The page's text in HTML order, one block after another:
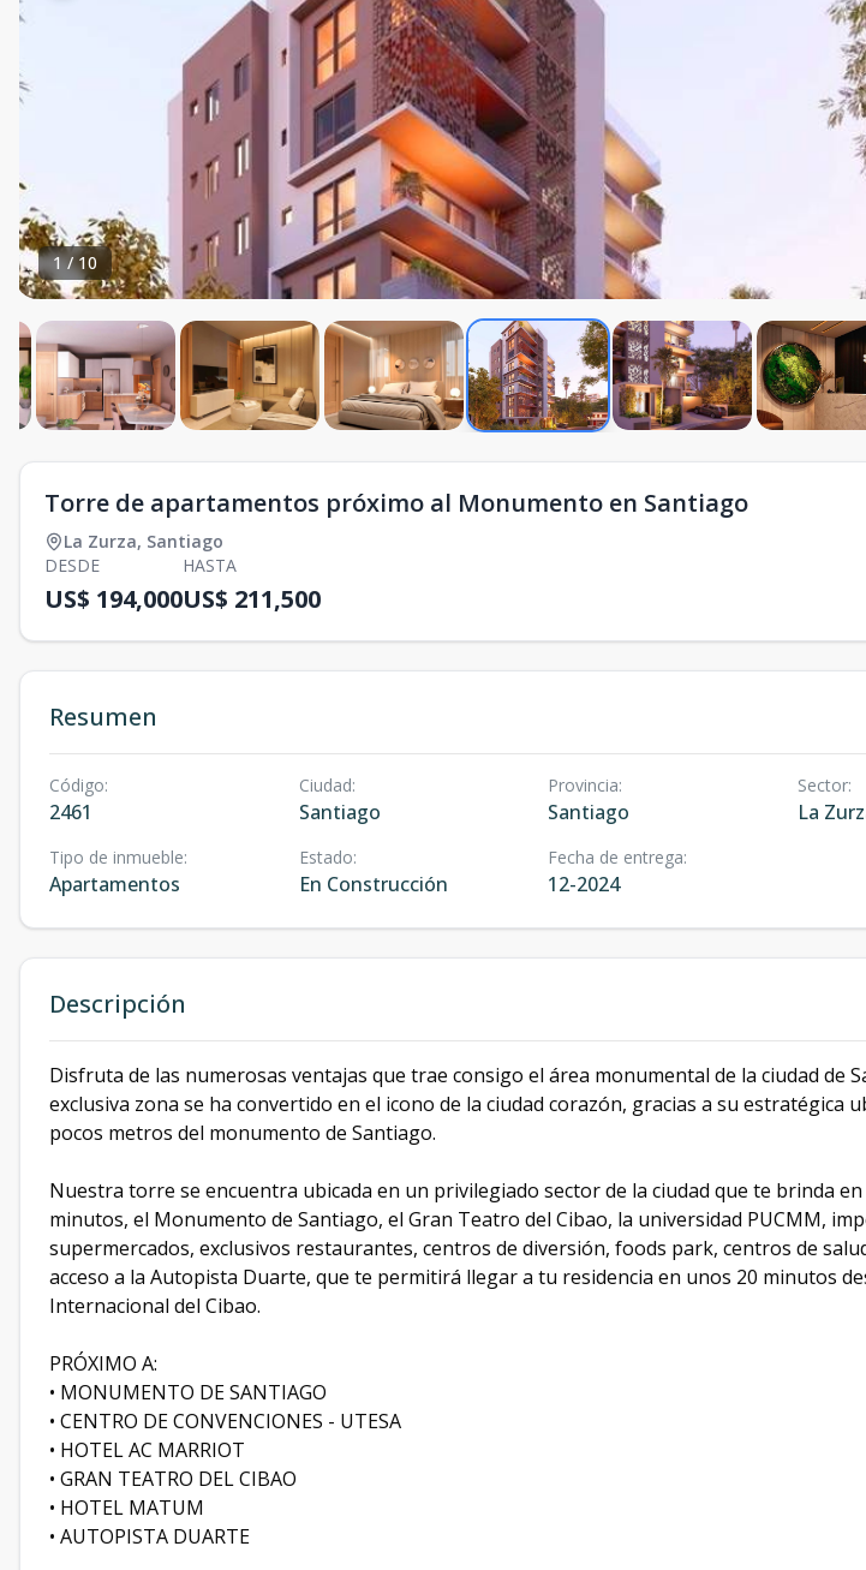
1/10
Torre de apartamentos próximo al Monumento en Santiago
La Zurza, Santiago
DESDE
US$ 194,000
HASTA
US$ 211,500
Resumen
Código:
2461
Ciudad:
Santiago
Provincia:
Santiago
Sector:
La
Tipo de inmueble:
Apartamentos
Estado:
En Construcción
Fecha de entrega:
12-2024
Descripción
Disfruta de las numerosas ventajas que trae consigo el área monumental de la ciudad de
exclusiva zona se ha convertido en el icono de la ciudad corazón, gracias a su estratégica
pocos metros del monumento de Santiago.
Nuestra torre se encuentra ubicada en un privilegiado sector de la ciudad que te brinda
minutos, el Monumento de Santiago, el Gran Teatro del Cibao, la universidad PUCMM,
supermercados, exclusivos restaurantes, centros de diversión, foods park, centros de
acceso a la Autopista Duarte, que te permitirá llegar a tu residencia en unos 20 minutos
Internacional del Cibao.
PRÓXIMO A:
• MONUMENTO DE SANTIAGO
• CENTRO DE CONVENCIONES - UTESA
• HOTEL AC MARRIOT
• GRAN TEATRO DEL CIBAO
• HOTEL MATUM
• AUTOPISTA DUARTE